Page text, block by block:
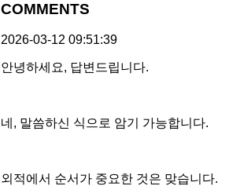
COMMENTS
2026-03-12 09:51:39
안녕하세요, 답변드립니다.
네, 말씀하신 식으로 암기 가능합니다.
외적에서 순서가 중요한 것은 맞습니다.